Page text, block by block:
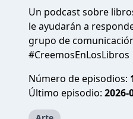
Un podcast sobre
le ayudarán a
grupo de
#CreemosEnLosLibros
Número de episodios:
Último episodio: 2026-